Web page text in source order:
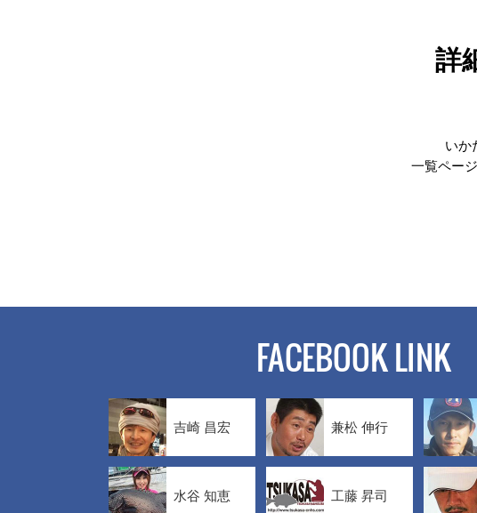
詳
いか
一覧ペー
FACEBOOK LINK
吉崎 昌宏 兼松 伸行
水谷 知恵 工藤 昇司